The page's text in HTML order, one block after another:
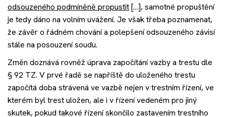
odsouzeného podmíněně propustit[…], samotné propuštění
je tedy dáno na volním uvážení. Je však třeba poznamenat,
že závěr o řádném chování a polepšení odsouzeného závisí
stále na posouzení soudu.
Změn doznává rovněž úprava započítání vazby a trestu dle
§ 92 TZ. V prvé řadě se napříště do uloženého trestu
započítá doba strávená ve vazbě nejen v trestním řízení, ve
kterém byl trest uložen, ale i v řízení vedeném pro jiný
skutek, pokud takové řízení skončilo zastavením trestního